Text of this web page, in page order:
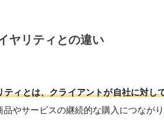
ヤリティとの違い
ティとは、クライアントが自社に対し
品やサービスの継続的な購入につなが